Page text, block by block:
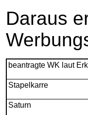
Daraus
beantragte WK laut
Stapelkarre
Saturn